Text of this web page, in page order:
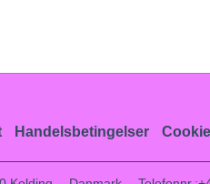
Handelsbetingelser